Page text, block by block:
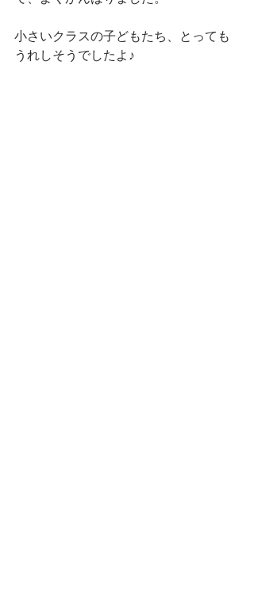
小さいクラスの子どもたち、とっても
うれしそうでしたよ♪